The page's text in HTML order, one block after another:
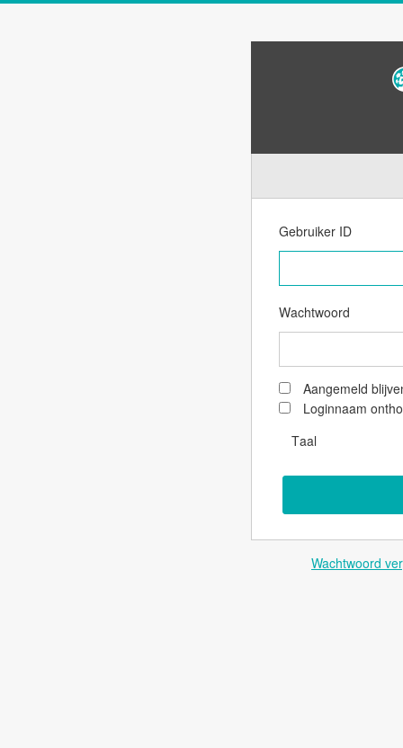
Gebruiker ID
Wachtwoord
Aangemeld
Loginnaam
Taal
Wachtwoord